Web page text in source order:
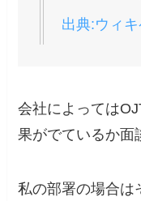
出典:ウィキ
会社によっては
果がでているか面
私の部署の場合は